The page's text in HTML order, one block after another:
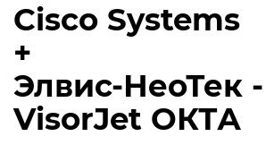
Cisco Systems
+
Элвис-НеоТек -
VisorJet ОКТА